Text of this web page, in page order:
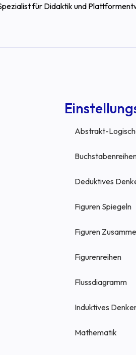
für Didaktik und
Abstrakt-
Deduktives
Figuren Spiegeln
Figuren
Figurenreihen
Flussdiagramm
Induktives
Mathematik